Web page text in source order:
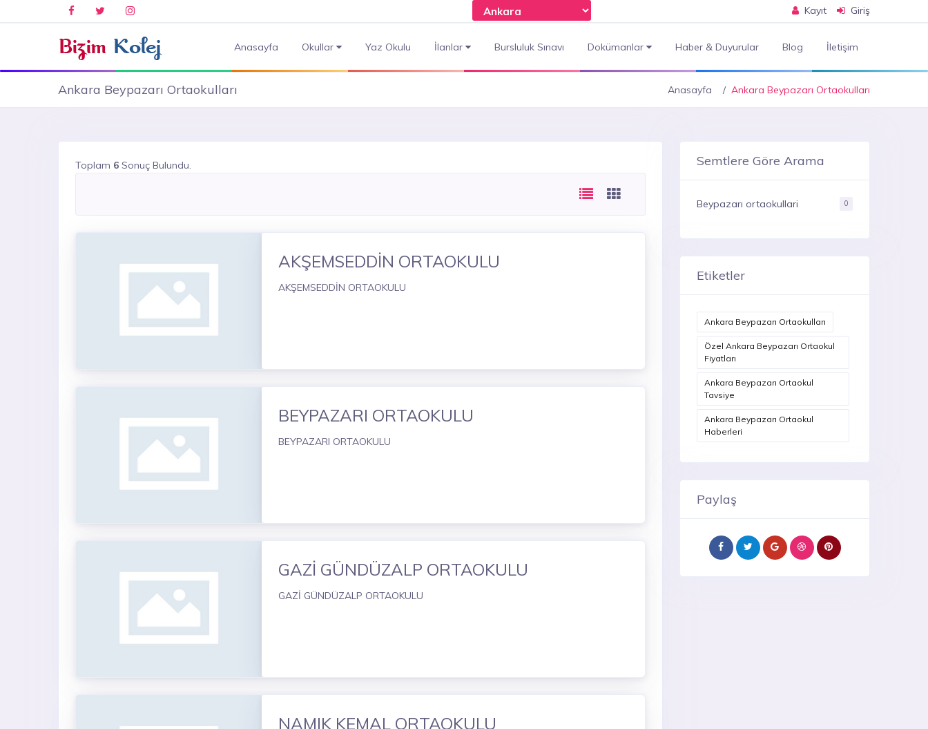
Kayıt Giriş
Anasayfa Okullar Yaz Okulu İlanlar Bursluluk Sınavı Dokümanlar Haber & Duyurular Blog İletişim
Ankara Beypazarı Ortaokulları Anasayfa Ankara Beypazarı Ortaokulları
Toplam 6 Sonuç Bulundu.
AKŞEMSEDDİN ORTAOKULU
AKŞEMSEDDİN ORTAOKULU
BEYPAZARI ORTAOKULU
BEYPAZARI ORTAOKULU
GAZİ GÜNDÜZALP ORTAOKULU
GAZİ GÜNDÜZALP ORTAOKULU
NAMIK KEMAL ORTAOKULU
Semtlere Göre Arama
Beypazarı ortaokullari 0
Etiketler
Ankara Beypazarı Ortaokulları
Özel Ankara Beypazarı Ortaokul
Fiyatları
Ankara Beypazarı Ortaokul
Tavsiye
Ankara Beypazarı Ortaokul
Haberleri
Paylaş